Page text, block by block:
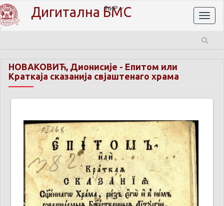
Дигитална БМС
ЋИР
НОВАКОВИЋ, Дионисије - Епитом или
Краткаја сказанија свјаштенаго храма